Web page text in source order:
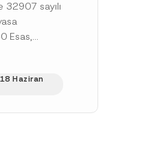
sayılı
Esas,
Haziran